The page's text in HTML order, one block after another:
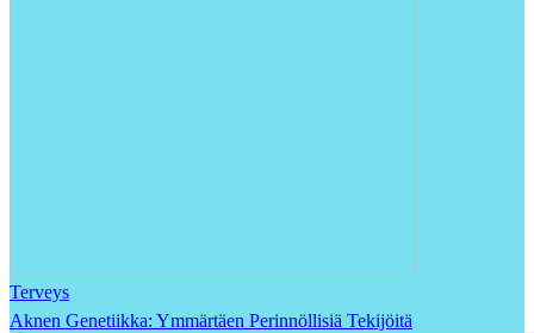
Terveys
Aknen Genetiikka: Ymmärtäen Perinnöllisiä Tekijöitä